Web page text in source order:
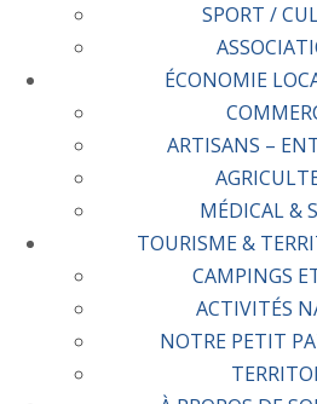
SPORT /
ÉCONOMIE
ARTISANS –
MÉDICAL &
TOURISME &
CAMPINGS
ACTIVITÉS
NOTRE PETIT